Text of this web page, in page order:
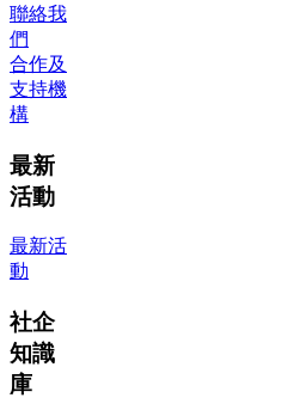
聯絡我
們
合作及
支持機
構
最新
活動
最新活
動
社企
知識
庫